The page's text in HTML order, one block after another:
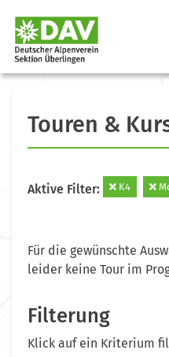
Touren &
Aktive Filter: K4
Für die gewünschte
leider keine Tour im
Filterung
Klick auf ein Kriterium